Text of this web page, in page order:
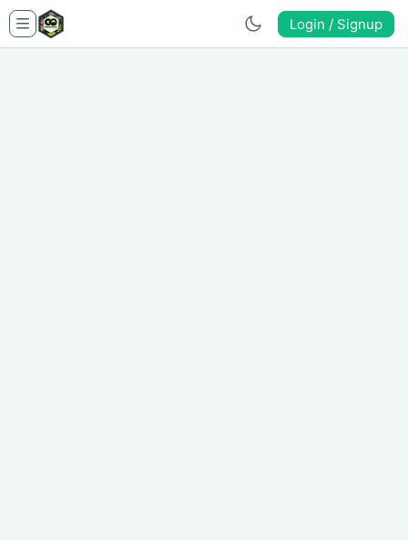
Login / Signup